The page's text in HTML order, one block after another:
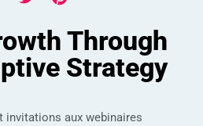
Through
Strategy
invitations aux webinaires